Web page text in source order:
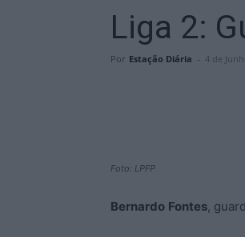
Liga 2:
Por Estação Diária - 4 de
Foto: LPFP
Bernardo Fontes,